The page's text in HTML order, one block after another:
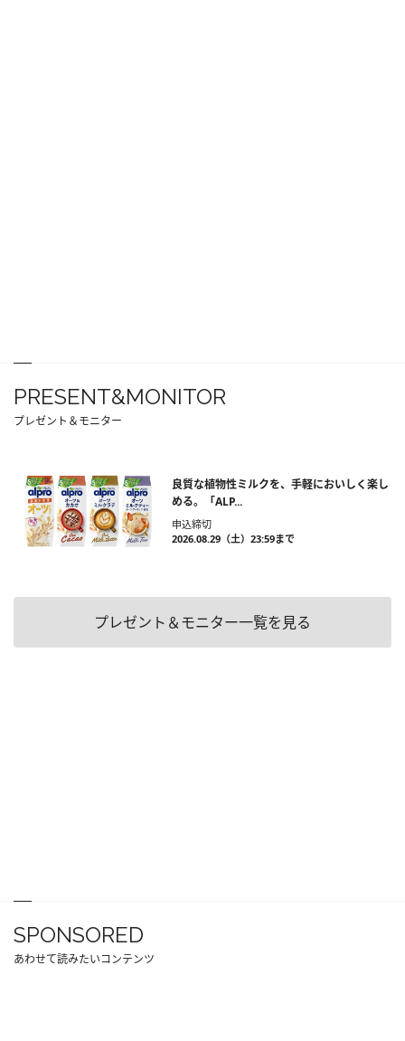
PRESENT&MONITOR
プレゼント＆モニター
良質な植物性ミルクを、手軽においしく楽し
める。「ALP...
申込締切
2026.08.29（土）23:59まで
プレゼント＆モニター一覧を見る
SPONSORED
あわせて読みたいコンテンツ